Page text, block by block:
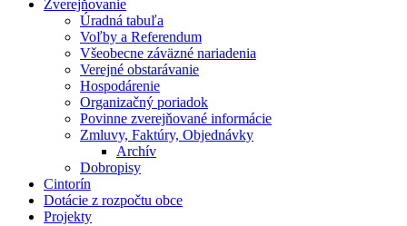
Zverejňovanie
Úradná tabuľa
Voľby a Referendum
Všeobecne záväzné nariadenia
Verejné obstarávanie
Hospodárenie
Organizačný poriadok
Povinne zverejňované informácie
Zmluvy, Faktúry, Objednávky
Archív
Dobropisy
Cintorín
Dotácie z rozpočtu obce
Projekty